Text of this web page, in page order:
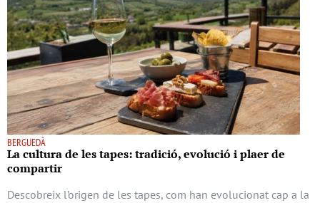
BERGUEDÀ
La cultura de les tapes: tradició, evolució i plaer de
compartir
Descobreix l’origen de les tapes, com han evolucionat cap a la